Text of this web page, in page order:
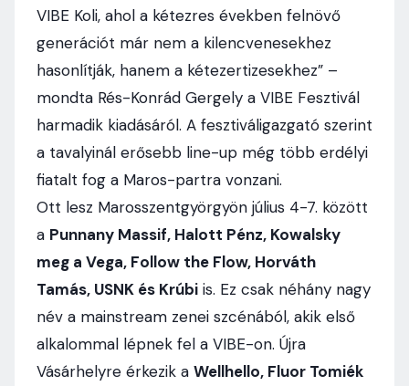
VIBE Koli, ahol a kétezres években felnövő
generációt már nem a kilencvenesekhez
hasonlítják, hanem a kétezertizesekhez” –
mondta Rés-Konrád Gergely a VIBE Fesztivál
harmadik kiadásáról. A fesztiváligazgató szerint
a tavalyinál erősebb line-up még több erdélyi
fiatalt fog a Maros-partra vonzani.
Ott lesz Marosszentgyörgyön július 4-7. között
a Punnany Massif, Halott Pénz, Kowalsky
meg a Vega, Follow the Flow, Horváth
Tamás, USNK és Krúbi is. Ez csak néhány nagy
név a mainstream zenei szcénából, akik első
alkalommal lépnek fel a VIBE-on. Újra
Vásárhelyre érkezik a Wellhello, Fluor Tomiék